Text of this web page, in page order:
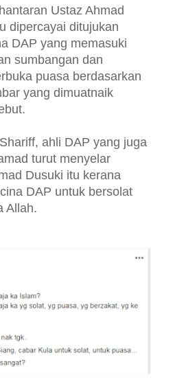
Ustaz Ahmad
dipercayai ditujukan
DAP yang memasuki
sumbangan dan
puasa berdasarkan
yang dimuatnaik
ahli DAP yang juga
turut menyelar
Dusuki itu kerana
DAP untuk bersolat
Allah.